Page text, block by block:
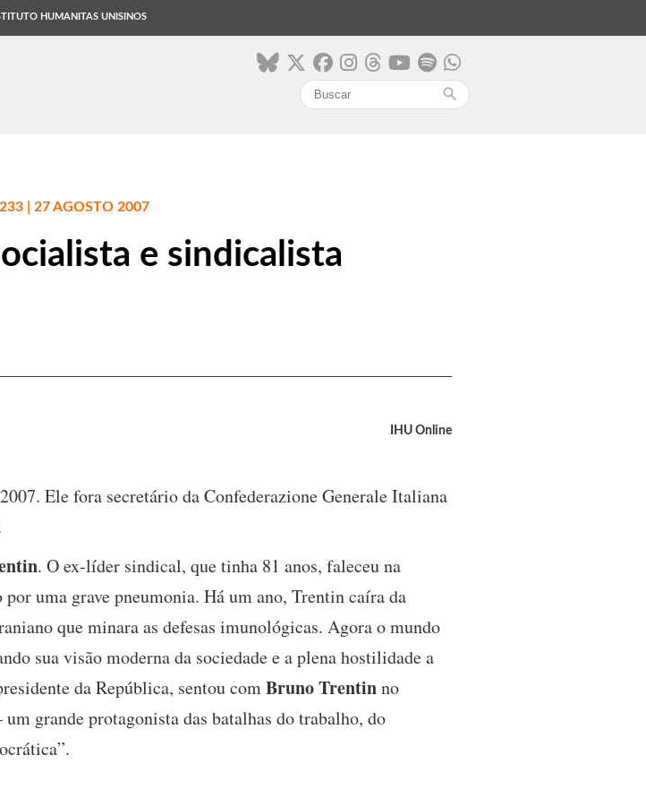
HUMANITAS UNISINOS
search
| 27 AGOSTO 2007
e sindicalista
IHU Online
Ele fora secretário da Confederazione Generale Italiana
. O ex-líder sindical, que tinha 81 anos, faleceu na
uma grave pneumonia. Há um ano, Trentin caíra da
que minara as defesas imunológicas. Agora o mundo
sua visão moderna da sociedade e a plena hostilidade a
da República, sentou comBruno Trentinno
grande protagonista das batalhas do trabalho, do